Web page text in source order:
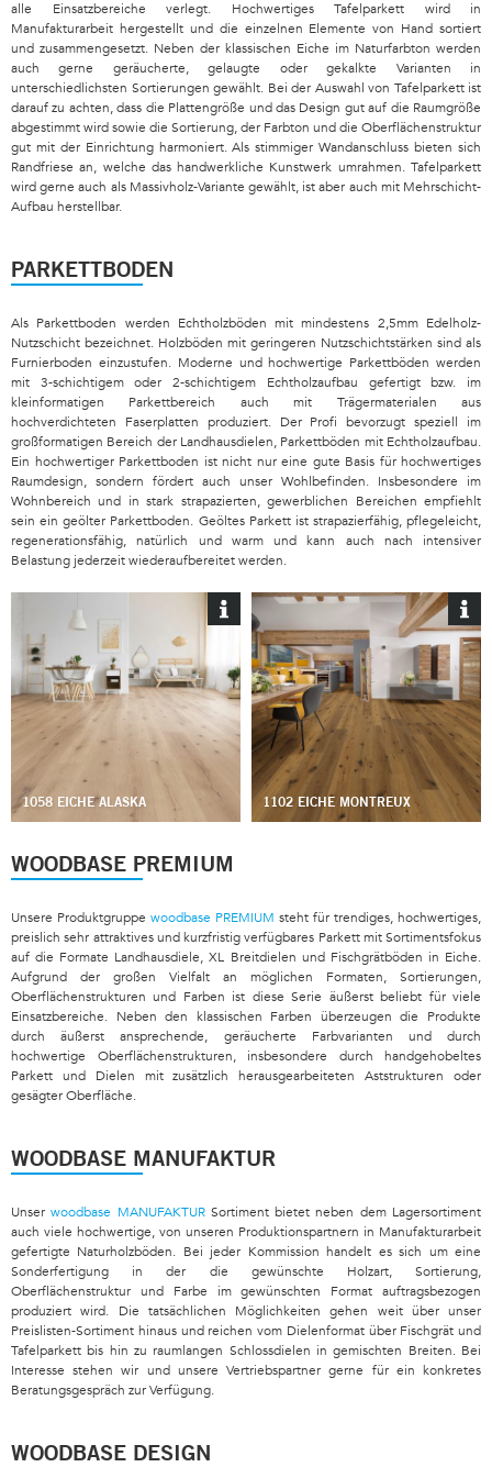
alle Einsatzbereiche verlegt. Hochwertiges Tafelparkett wird in
Manufakturarbeit hergestellt und die einzelnen Elemente von Hand sortiert
und zusammengesetzt. Neben der klassischen Eiche im Naturfarbton werden
auch gerne geräucherte, gelaugte oder gekalkte Varianten in
unterschiedlichsten Sortierungen gewählt. Bei der Auswahl von Tafelparkett ist
darauf zu achten, dass die Plattengröße und das Design gut auf die Raumgröße
abgestimmt wird sowie die Sortierung, der Farbton und die Oberflächenstruktur
gut mit der Einrichtung harmoniert. Als stimmiger Wandanschluss bieten sich
Randfriese an, welche das handwerkliche Kunstwerk umrahmen. Tafelparkett
wird gerne auch als Massivholz-Variante gewählt, ist aber auch mit Mehrschicht-
Aufbau herstellbar.
PARKETTBODEN
Als Parkettboden werden Echtholzböden mit mindestens 2,5mm Edelholz-
Nutzschicht bezeichnet. Holzböden mit geringeren Nutzschichtstärken sind als
Furnierboden einzustufen. Moderne und hochwertige Parkettböden werden
mit 3-schichtigem oder 2-schichtigem Echtholzaufbau gefertigt bzw. im
kleinformatigen Parkettbereich auch mit Trägermaterialen aus
hochverdichteten Faserplatten produziert. Der Profi bevorzugt speziell im
großformatigen Bereich der Landhausdielen, Parkettböden mit Echtholzaufbau.
Ein hochwertiger Parkettboden ist nicht nur eine gute Basis für hochwertiges
Raumdesign, sondern fördert auch unser Wohlbefinden. Insbesondere im
Wohnbereich und in stark strapazierten, gewerblichen Bereichen empfiehlt
sein ein geölter Parkettboden. Geöltes Parkett ist strapazierfähig, pflegeleicht,
regenerationsfähig, natürlich und warm und kann auch nach intensiver
Belastung jederzeit wiederaufbereitet werden.
1058 EICHE ALASKA 1102 EICHE MONTREUX
WOODBASE PREMIUM
Unsere Produktgruppe woodbase PREMIUM steht für trendiges, hochwertiges,
preislich sehr attraktives und kurzfristig verfügbares Parkett mit Sortimentsfokus
auf die Formate Landhausdiele, XL Breitdielen und Fischgrätböden in Eiche.
Aufgrund der großen Vielfalt an möglichen Formaten, Sortierungen,
Oberflächenstrukturen und Farben ist diese Serie äußerst beliebt für viele
Einsatzbereiche. Neben den klassischen Farben überzeugen die Produkte
durch äußerst ansprechende, geräucherte Farbvarianten und durch
hochwertige Oberflächenstrukturen, insbesondere durch handgehobeltes
Parkett und Dielen mit zusätzlich herausgearbeiteten Aststrukturen oder
gesägter Oberfläche.
WOODBASE MANUFAKTUR
Unserwoodbase MANUFAKTURSortiment bietet neben dem Lagersortiment
auch viele hochwertige, von unseren Produktionspartnern in Manufakturarbeit
gefertigte Naturholzböden. Bei jeder Kommission handelt es sich um eine
Sonderfertigung in der die gewünschte Holzart, Sortierung,
Oberflächenstruktur und Farbe im gewünschten Format auftragsbezogen
produziert wird. Die tatsächlichen Möglichkeiten gehen weit über unser
Preislisten-Sortiment hinaus und reichen vom Dielenformat über Fischgrät und
Tafelparkett bis hin zu raumlangen Schlossdielen in gemischten Breiten. Bei
Interesse stehen wir und unsere Vertriebspartner gerne für ein konkretes
Beratungsgespräch zur Verfügung.
WOODBASE DESIGN